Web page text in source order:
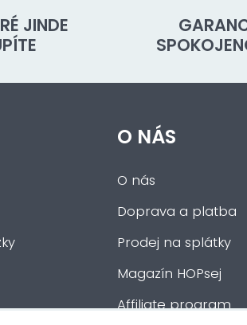
JINDE
O NÁS
O nás
Doprava a platba
Prodej na splátky
Magazín HOPsej
Affiliate program